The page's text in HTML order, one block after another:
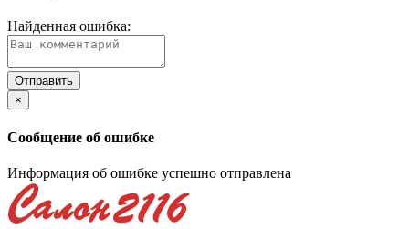
Найденная ошибка:
×
Сообщение об ошибке
Информация об ошибке успешно отправлена